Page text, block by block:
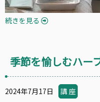
続きを見る
季節を愉しむハー
2024年7月17日 講 座